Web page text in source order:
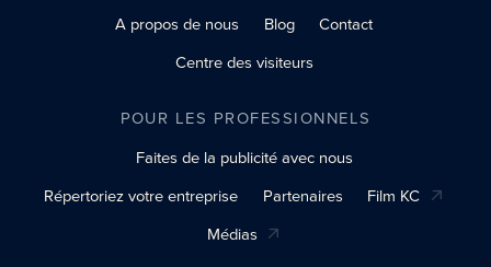
A propos de nous
Blog
Contact
Centre des visiteurs
POUR LES PROFESSIONNELS
Faites de la publicité avec nous
Répertoriez votre entreprise
Partenaires
Film KC
Médias